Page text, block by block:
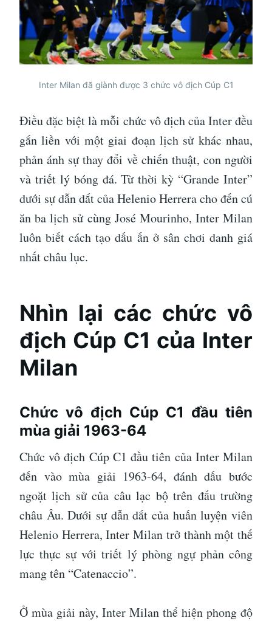
Inter Milan đã giành được 3 chức vô địch Cúp C1
Điều đặc biệt là mỗi chức vô địch của Inter đều
gắn liền với một giai đoạn lịch sử khác nhau,
phản ánh sự thay đổi về chiến thuật, con người
và triết lý bóng đá. Từ thời kỳ “Grande Inter”
dưới sự dẫn dắt của Helenio Herrera cho đến cú
ăn ba lịch sử cùng José Mourinho, Inter Milan
luôn biết cách tạo dấu ấn ở sân chơi danh giá
nhất châu lục.
Nhìn lại các chức vô
địch Cúp C1 của Inter
Milan
Chức vô địch Cúp C1 đầu tiên
mùa giải 1963-64
Chức vô địch Cúp C1 đầu tiên của Inter Milan
đến vào mùa giải 1963-64, đánh dấu bước
ngoặt lịch sử của câu lạc bộ trên đấu trường
châu Âu. Dưới sự dẫn dắt của huấn luyện viên
Helenio Herrera, Inter Milan trở thành một thế
lực thực sự với triết lý phòng ngự phản công
mang tên “Catenaccio”.
Ở mùa giải này, Inter Milan thể hiện phong độ